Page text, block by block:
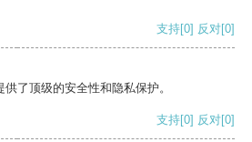
支持[0] 反对[0]
了顶级的安全性和隐私保护。
支持[0] 反对[0]